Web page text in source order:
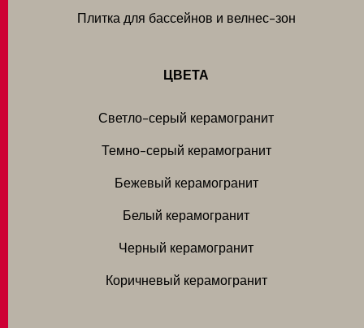
Плитка для бассейнов и велнес-зон
ЦВЕТА
Светло-серый керамогранит
Темно-серый керамогранит
Бежевый керамогранит
Белый керамогранит
Черный керамогранит
Коричневый керамогранит